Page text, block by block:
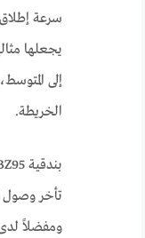
سرعة
يجعلها
إلى
الخريطة.
تأخر وصول
ومفضلاً